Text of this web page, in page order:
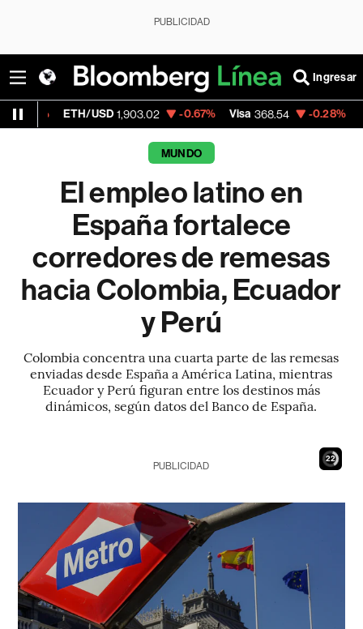
PUBLICIDAD
Ingresar
1,903.02 -0.67% Visa 368.54 -0.28%
MUNDO
El empleo latino en
España fortalece
corredores de remesas
hacia Colombia, Ecuador
y Perú
Colombia concentra una cuarta parte de las remesas
enviadas desde España a América Latina, mientras
Ecuador y Perú figuran entre los destinos más
dinámicos, según datos del Banco de España.
21
PUBLICIDAD